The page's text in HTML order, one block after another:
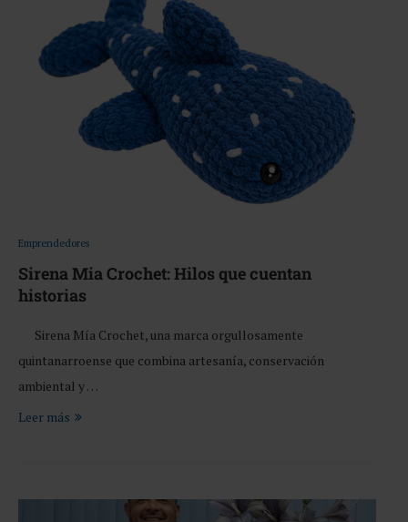
Emprendedores
Sirena Mia Crochet: Hilos que cuentan
historias
Sirena Mía Crochet, una marca orgullosamente
quintanarroense que combina artesanía, conservación
ambiental y …
Leer más